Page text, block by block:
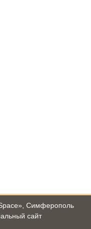
Симферополь
сайт